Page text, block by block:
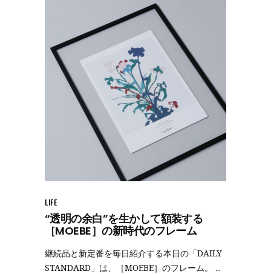
LIFE
“透明の余白”を生かして額装する
［MOEBE］の新時代のフレーム
継続品と新定番を毎日紹介する本日の「DAILY
STANDARD」は、［MOEBE］のフレーム。